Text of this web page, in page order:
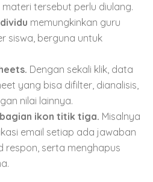
tersebut perlu diulang.
memungkinkan guru
siswa, berguna untuk
Dengan sekali klik, data
yang bisa difilter, dianalisis,
nilai lainnya.
ikon titik tiga. Misalnya
email setiap ada jawaban
respon, serta menghapus